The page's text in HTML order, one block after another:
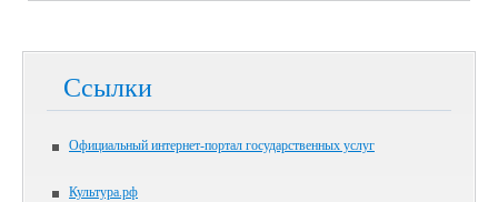
Ссылки
Официальный интернет-портал государственных услуг
Культура.рф